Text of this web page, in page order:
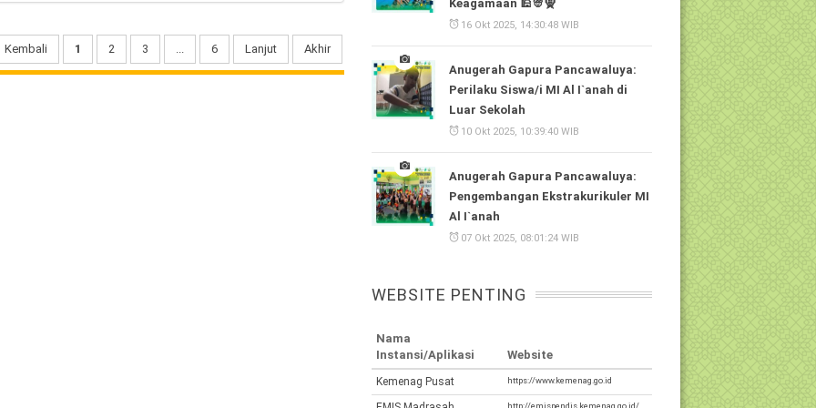
Kembali 1 2 3 6 Lanjut Akhir
Keagamaan 🕌👳🧕
16 Okt 2025, 14:30:48 WIB
Anugerah Gapura Pancawaluya:
Perilaku Siswa/i MI Al I`anah di
Luar Sekolah
10 Okt 2025, 10:39:40 WIB
Anugerah Gapura Pancawaluya:
Pengembangan Ekstrakurikuler MI
Al I`anah
07 Okt 2025, 08:01:24 WIB
WEBSITE PENTING
Nama
Instansi/Aplikasi
Website
Kemenag Pusat https://www.kemenag.go.id
http://emispendis.kemenag.go.id/